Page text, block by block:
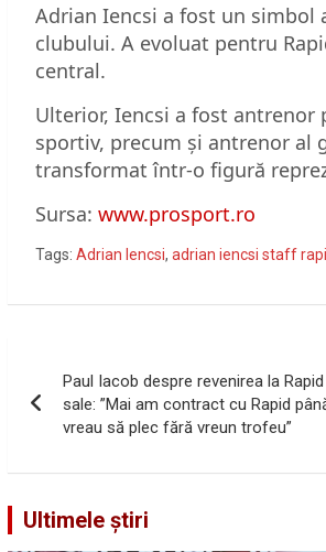
Adrian Iencsi a fost un simbol
clubului. A evoluat pentru
central.
Ulterior, Iencsi a fost antrenor
sportiv, precum și antrenor al
transformat într-o figură
Sursa: www.prosport.ro
Tags: Adrian Iencsi, adrian iencsi staff
în
Paul Iacob despre revenirea la
sale: ”Mai am contract cu Rapid
vreau să plec fără vreun trofeu”
Ultimele știri